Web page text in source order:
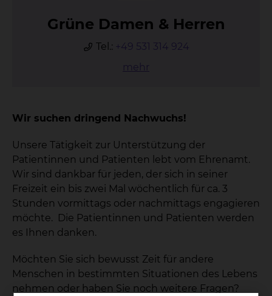
Grü­ne Da­men & Her­ren
Tel.: +49 531 314 924
mehr
Wir suchen dringend Nachwuchs!
Unsere Tätigkeit zur Unterstützung der
Patientinnen und Patienten lebt vom Ehrenamt.
Wir sind dankbar für jeden, der sich in seiner
Freizeit ein bis zwei Mal wöchentlich für ca. 3
Stunden vormittags oder nachmittags engagieren
möchte. Die Patientinnen und Patienten werden
es Ihnen danken.
Möchten Sie sich bewusst Zeit für andere
Menschen in bestimmten Situationen des Lebens
nehmen oder haben Sie noch weitere Fragen?